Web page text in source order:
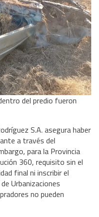
del predio fueron
S.A. asegura haber
a través del
para la Provincia
360, requisito sin el
final ni inscribir el
Urbanizaciones
no pueden